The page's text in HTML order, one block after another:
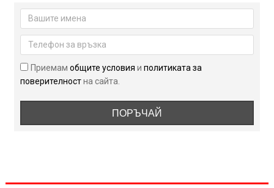
Kre-
Alkalyn
1500
мг
120
капсули
Приемамобщите условияиполитиката за
поверителностна сайта.
ПОРЪЧАЙ